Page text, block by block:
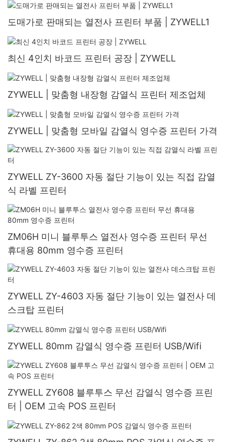
도매가로 판매되는 열전사 프린터 부품 | ZYWELL1
최신 4인치 바코드 프린터 공장 | ZYWELL
ZYWELL | 맞춤형 내장형 감열식 프린터 제조업체
ZYWELL | 맞춤형 모바일 감열식 영수증 프린터 가격
ZYWELL ZY-3600 자동 절단 기능이 있는 직접 감열
식 라벨 프린터
ZM06H 미니 블루투스 열전사 영수증 프린터 무선
휴대용 80mm 영수증 프린터
ZYWELL ZY-4603 자동 절단 기능이 있는 열전사 데
스크탑 프린터
ZYWELL 80mm 감열식 영수증 프린터 USB/Wifi
ZYWELL ZY608 블루투스 무선 감열식 영수증 프린
터 | OEM 고속 POS 프린터